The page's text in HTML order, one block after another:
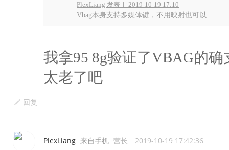
PlexLiang 发表于 2019-10-19 17:10
Vbag本身支持多媒体键，不用映射也可以
我拿95 8g验证了VBAG的
太老了吧
回复
PlexLiang 来自手机 营长 2019-10-19 17:42:36